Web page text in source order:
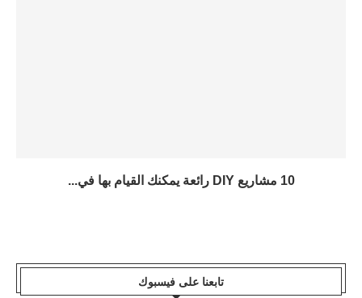
10 مشاريع DIY رائعة يمكنك القيام بها في...
تابعنا على فيسبوك